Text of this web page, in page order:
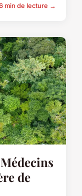
min de lecture →
de